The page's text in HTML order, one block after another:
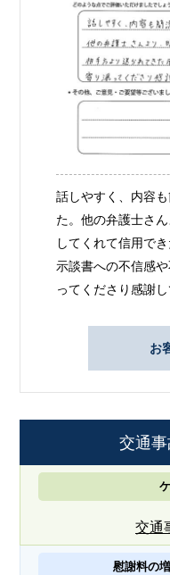
話しやすく、内容
た。他の弁護士さ
してくれて信用で
示談書への不信感
ってくださり感謝し
お
交通
交通
慰謝料の